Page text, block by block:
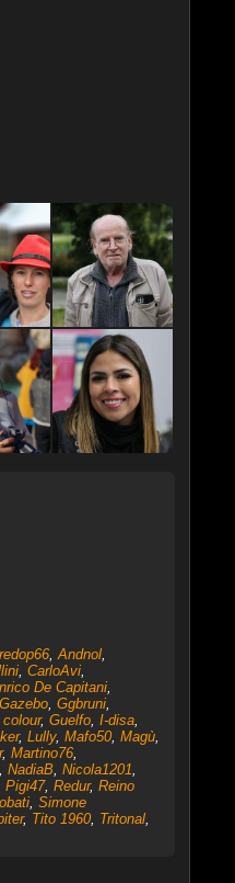
,Andnol,
, CarloAvi,
De Capitani,
Gazebo, Ggbruni,
, Guelfo, I-disa,
, Lully, Mafo50, Magù,
, Martino76,
NadiaB, Nicola1201,
Pigi47, Redur, Reino
, Simone
, Tito 1960, Tritonal,